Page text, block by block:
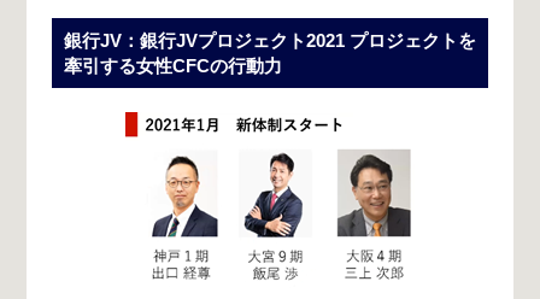
銀行JV：銀行JVプロジェクト2021 プロジェクトを
牽引する女性CFCの行動力